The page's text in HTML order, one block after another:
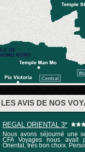
REGAL ORIENTAL 3*
Nous avons séjourné une
CFA Voyages nous avait
Oriental, très bon choix.
LES AVIS DE NOS